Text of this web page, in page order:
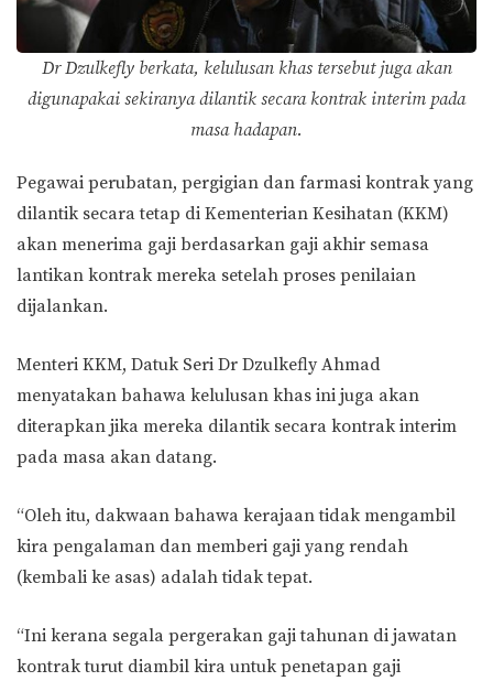
Dr Dzulkefly berkata, kelulusan khas tersebut juga akan
digunapakai sekiranya dilantik secara kontrak interim pada
masa hadapan.
Pegawai perubatan, pergigian dan farmasi kontrak yang
dilantik secara tetap di Kementerian Kesihatan (KKM)
akan menerima gaji berdasarkan gaji akhir semasa
lantikan kontrak mereka setelah proses penilaian
dijalankan.
Menteri KKM, Datuk Seri Dr Dzulkefly Ahmad
menyatakan bahawa kelulusan khas ini juga akan
diterapkan jika mereka dilantik secara kontrak interim
pada masa akan datang.
“Oleh itu, dakwaan bahawa kerajaan tidak mengambil
kira pengalaman dan memberi gaji yang rendah
(kembali ke asas) adalah tidak tepat.
“Ini kerana segala pergerakan gaji tahunan di jawatan
kontrak turut diambil kira untuk penetapan gaji